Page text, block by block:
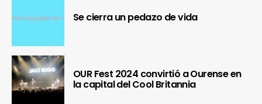
Se cierra un pedazo de vida
OUR Fest 2024 convirtió a Ourense en
la capital del Cool Britannia